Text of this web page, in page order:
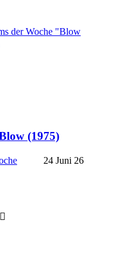
(1975)
24 Juni 26